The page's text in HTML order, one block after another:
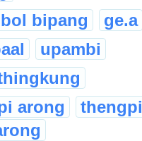
bol bipang ge.a
upambi
arong
thengpi